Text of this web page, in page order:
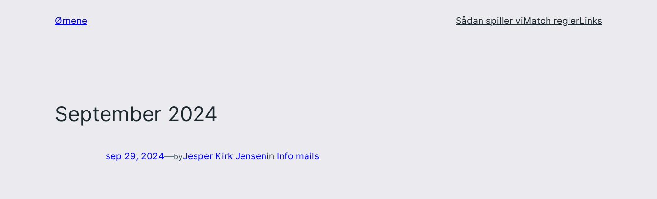
Ørnene Sådan spiller viMatch reglerLinks
September 2024
sep 29, 2024—byJesper Kirk Jensenin Info mails